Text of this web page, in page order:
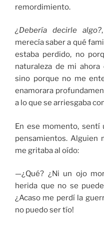
remordimiento.
¿Debería decirle algo?
merecía saber a qué
estaba perdido, no
naturaleza de mi ahora
sino porque no me
enamorara
a lo que se arriesgaba
En ese momento, sentí
pensamientos. Alguien
me gritaba al oído:
—¿Qué? ¿Ni un ojo
herida que no se
¿Acaso me perdí la
no puedo ser tío!